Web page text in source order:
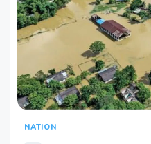
NATION